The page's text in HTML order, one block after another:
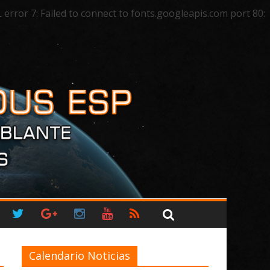
7: Failed to connect to fonts.googleapis.com port 80:
Calendario Noticias